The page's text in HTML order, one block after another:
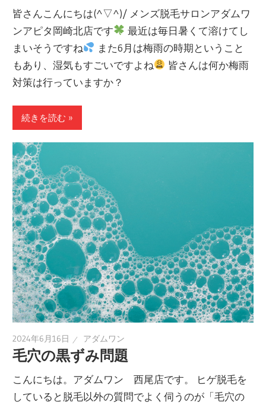
皆さんこんにちは(^▽^)/ メンズ脱毛サロンアダムワ
ンアピタ岡崎北店です
最近は毎日暑くて溶けてし
まいそうですね
また6月は梅雨の時期ということ
もあり、湿気もすごいですよね
皆さんは何か梅雨
対策は行っていますか？
続きを読む »
2024年6月16日 アダムワン
毛穴の黒ずみ問題
こんにちは。アダムワン 西尾店です。 ヒゲ脱毛を
していると脱毛以外の質問でよく伺うのが「毛穴の